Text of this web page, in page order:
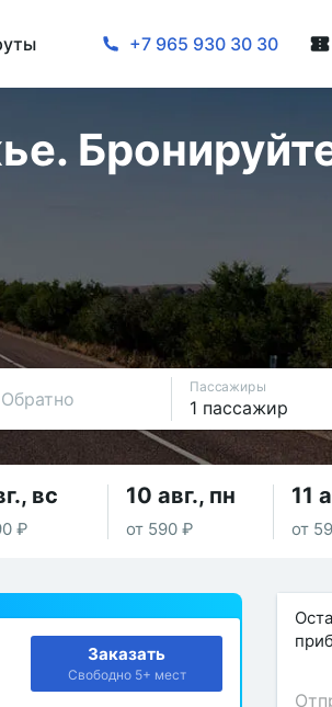
+7 965 930 30 30
Обратно
Пассажиры
вс
₽
10 авг., пн
от 590 ₽
11
от
Заказать
Свободно 5+ мест